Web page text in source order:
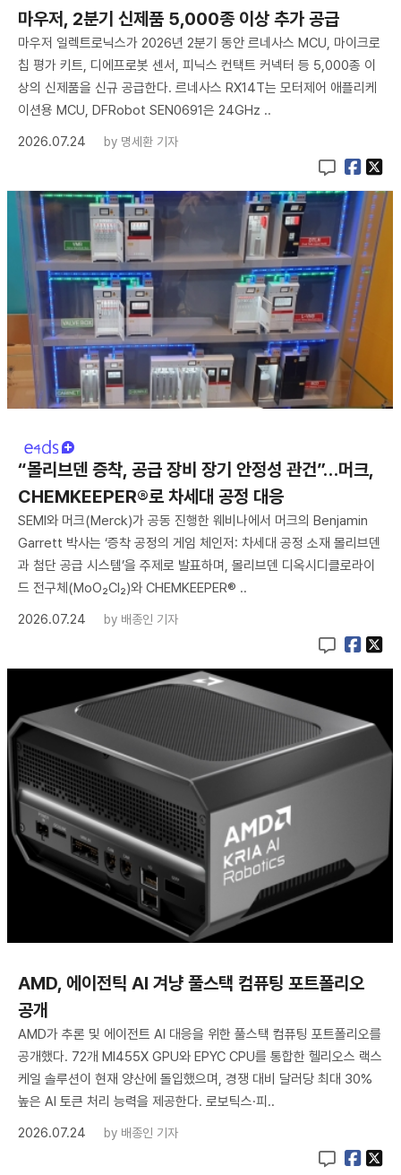
마우저, 2분기 신제품 5,000종 이상 추가 공급
마우저 일렉트로닉스가 2026년 2분기 동안 르네사스 MCU, 마이크로
칩 평가 키트, 디에프로봇 센서, 피닉스 컨택트 커넥터 등 5,000종 이
상의 신제품을 신규 공급한다. 르네사스 RX14T는 모터제어 애플리케
이션용 MCU, DFRobot SEN0691은 24GHz ..
2026.07.24
by 명세환 기자
“몰리브덴 증착, 공급 장비 장기 안정성 관건”…머크,
CHEMKEEPER®로 차세대 공정 대응
SEMI와 머크(Merck)가 공동 진행한 웨비나에서 머크의 Benjamin
Garrett 박사는 ‘증착 공정의 게임 체인저: 차세대 공정 소재 몰리브덴
과 첨단 공급 시스템’을 주제로 발표하며, 몰리브덴 디옥시디클로라이
드 전구체(MoO₂Cl₂)와 CHEMKEEPER® ..
2026.07.24
by 배종인 기자
AMD, 에이전틱 AI 겨냥 풀스택 컴퓨팅 포트폴리오
공개
AMD가 추론 및 에이전트 AI 대응을 위한 풀스택 컴퓨팅 포트폴리오를
공개했다. 72개 MI455X GPU와 EPYC CPU를 통합한 헬리오스 랙스
케일 솔루션이 현재 양산에 돌입했으며, 경쟁 대비 달러당 최대 30%
높은 AI 토큰 처리 능력을 제공한다. 로보틱스·피..
2026.07.24
by 배종인 기자